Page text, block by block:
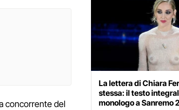
concorrente del
La lettera di Chiara
stessa: il testo
monologo a Sanremo